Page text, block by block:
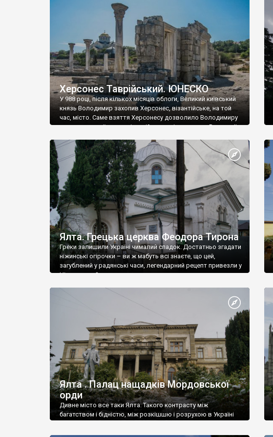
візантійської доби. Раритети викрадені з фондів об’єкту
культурної спадщини ЮНЕСКО «Херсонеса Таврійського».
Офіційно – на виставку «Золото Візантії», але експерти та
влада в Україні вважають це лише […]
Херсонес Таврійський. ЮНЕСКО
У 988 році, після кількох місяців облоги, Великий київський
князь Володимир захопив Херсонес, візантійське, на той
час, місто. Саме взяття Херсонесу дозволило Володимиру
диктувати свої умови візантійському імператору Василю ІІ,
Херсонесі Володимир-язичник, став Василем-
християнином. А потім було Хрещення Русі. На честь
Херсонесу Таврійського названо місто […]
Ялта. Грецька церква Феодора Тирона
Греки залишили Україні чималий спадок. Достатньо згадати
ніжинські огірочки – ви ж мабуть всі знаєте, що цей,
загублений у радянські часи, легендарний рецепт привезли у
Ніжин греки?
Ялта . Палац нащадків Мордовської
орди
Дивне місто все таки Ялта. Такого контрасту між
багатством і бідністю, між розкішшю і розрухою в Україні